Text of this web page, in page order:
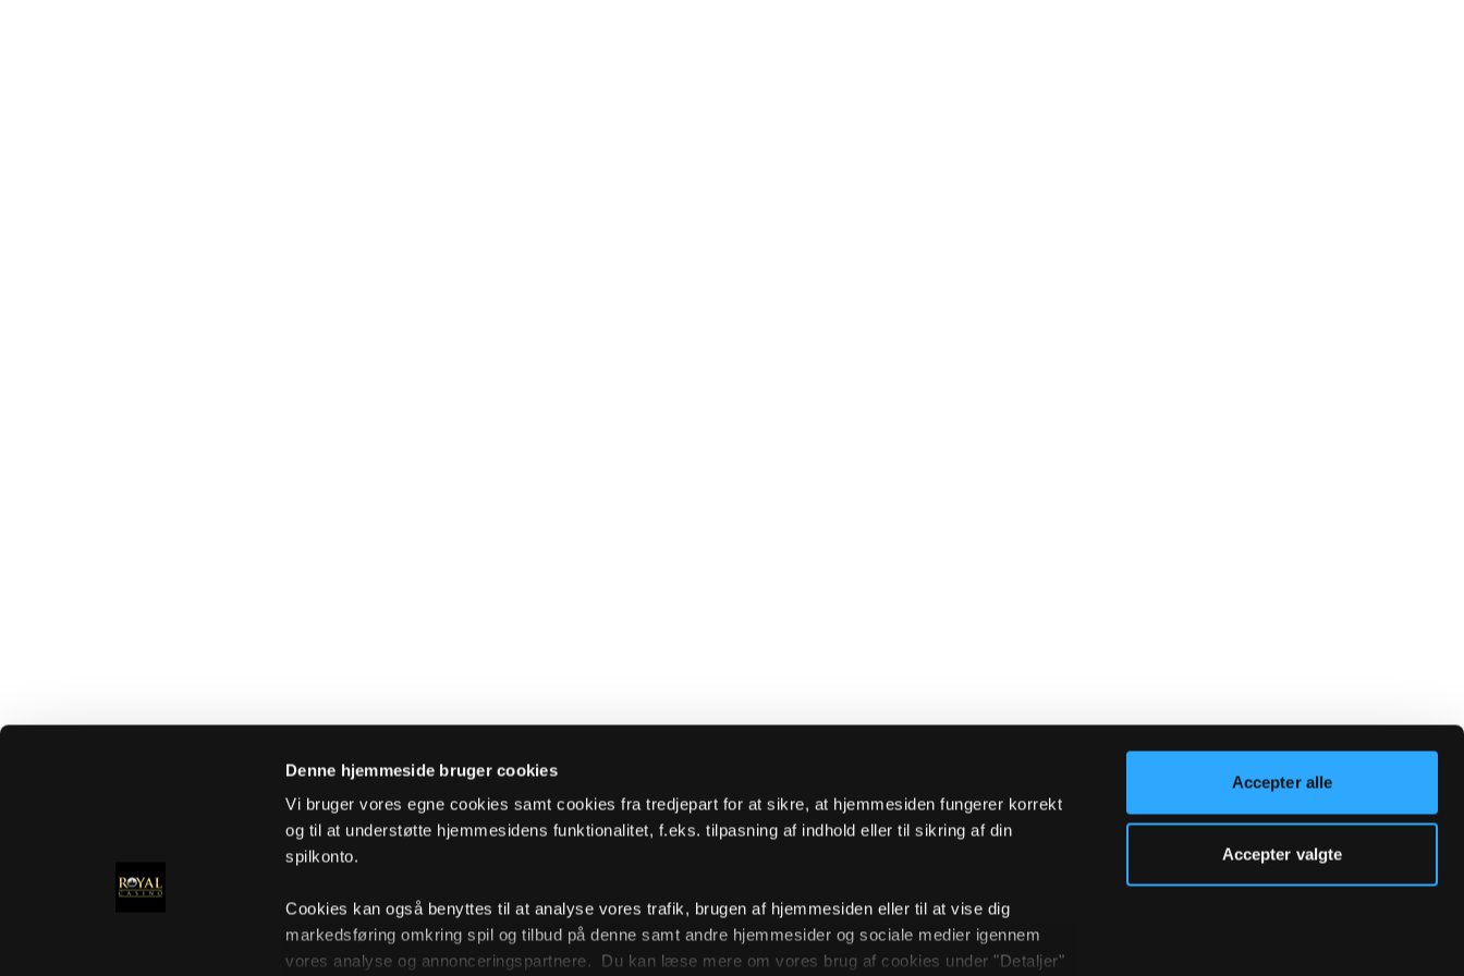
Denne hjemmeside bruger cookies
Vi bruger vores egne cookies samt cookies fra tredjepart for at sikre, at hjemmesiden fungerer korrekt
og til at understøtte hjemmesidens funktionalitet, f.eks. tilpasning af indhold eller til sikring af din
spilkonto.
Cookies kan også benyttes til at analyse vores trafik, brugen af hjemmesiden eller til at vise dig
markedsføring omkring spil og tilbud på denne samt andre hjemmesider og sociale medier igennem
vores analyse og annonceringspartnere. Du kan læse mere om vores brug af cookies under "Detaljer"
Accepter alle
Accepter valgte